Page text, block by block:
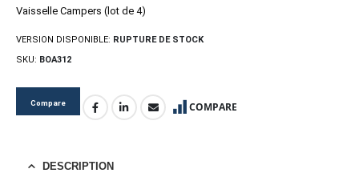
Vaisselle Campers (lot de 4)
VERSION DISPONIBLE: RUPTURE DE STOCK
SKU: BOA312
Compare COMPARE
DESCRIPTION